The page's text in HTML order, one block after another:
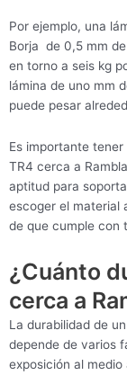
Por ejemplo, una
Borja de 0,5 mm
en torno a seis kg
lámina de uno mm
puede pesar
Es importante
TR4 cerca a
aptitud para
escoger el material
de que cumple con
¿Cuánto
cerca a
La durabilidad de
depende de varios
exposición al